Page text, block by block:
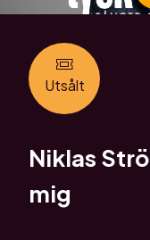
Utsålt
Niklas
mig